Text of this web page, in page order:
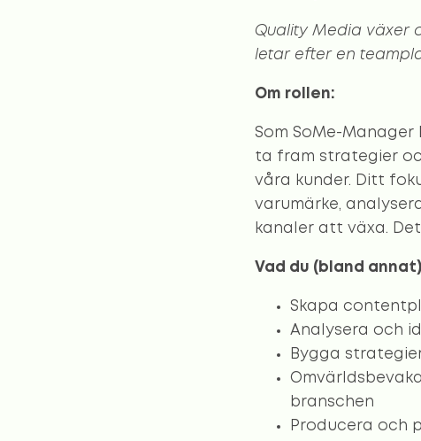
Quality Media växer
letar efter en
Om rollen:
Som SoMe-
ta fram strategier
våra kunder. Ditt
varumärke,
kanaler att växa.
Vad du (bland
Skapa
Analysera och
Bygga
branschen
Producera och